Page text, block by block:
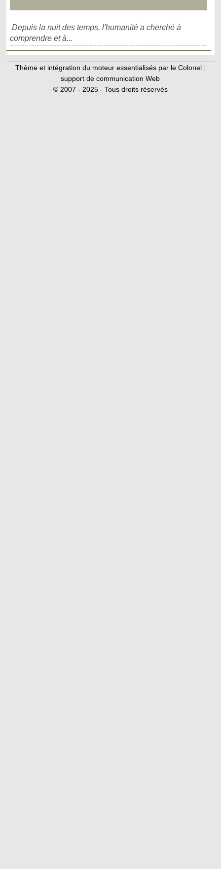
Depuis la nuit des temps, l'humanité a cherché à
comprendre et à...
Thème et intégration du moteur essentialisés par le Colonel :
support de communication Web
© 2007 - 2025 - Tous droits réservés